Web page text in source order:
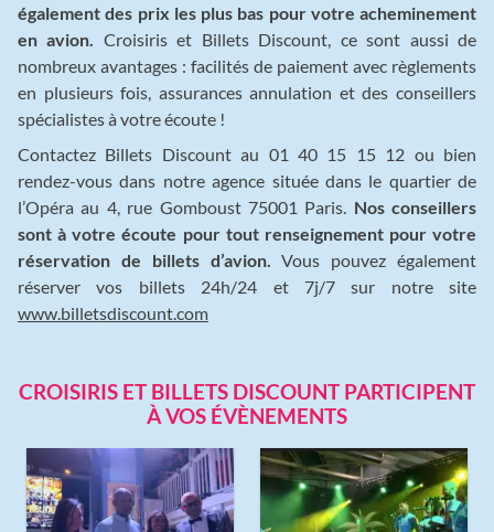
également des prix les plus bas pour votre acheminement
en avion.
Croisiris et Billets Discount, ce sont aussi de
nombreux avantages : facilités de paiement avec règlements
en plusieurs fois, assurances annulation et des conseillers
spécialistes à votre écoute !
Contactez Billets Discount au 01 40 15 15 12 ou bien
rendez-vous dans notre agence située dans le quartier de
l’Opéra au 4, rue Gomboust 75001 Paris. Nos conseillers
sont à votre écoute pour tout renseignement pour votre
réservation de billets d’avion.
Vous pouvez également
réserver vos billets 24h/24 et 7j/7 sur notre site
www.billetsdiscount.com
CROISIRIS ET BILLETS DISCOUNT PARTICIPENT
À VOS ÉVÈNEMENTS